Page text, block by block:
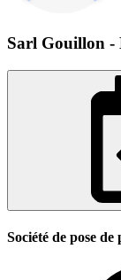
Sarl Gouillon -
Société de pose